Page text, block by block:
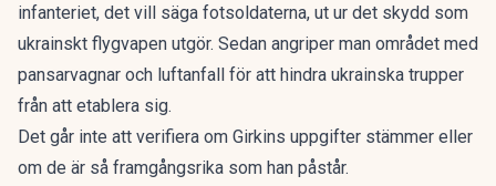
infanteriet, det vill säga fotsoldaterna, ut ur det skydd som
ukrainskt flygvapen utgör. Sedan angriper man området med
pansarvagnar och luftanfall för att hindra ukrainska trupper
från att etablera sig.
Det går inte att verifiera om Girkins uppgifter stämmer eller
om de är så framgångsrika som han påstår.